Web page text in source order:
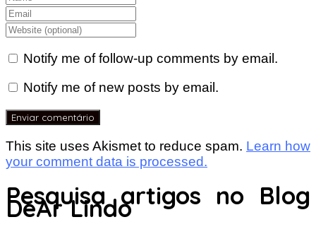
Notify me of follow-up comments by email.
Notify me of new posts by email.
This site uses Akismet to reduce spam. Learn how
your comment data is processed.
Pesquisa artigos no Blog
DeAr Lindo